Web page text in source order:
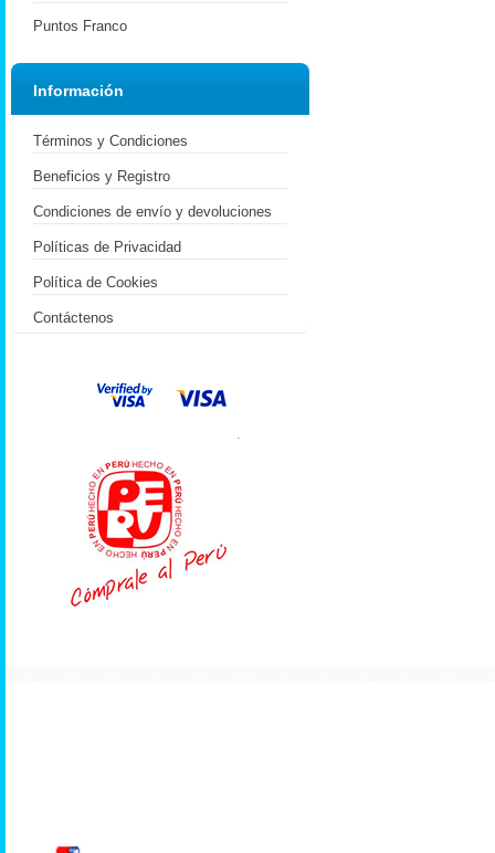
Puntos Franco
Información
Términos y Condiciones
Beneficios y Registro
Condiciones de envío y devoluciones
Políticas de Privacidad
Política de Cookies
Contáctenos
.